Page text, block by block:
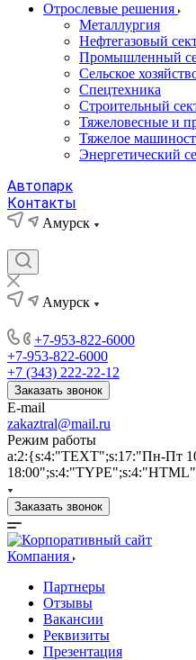
Отрослевые решения
Металлургия
Нефтегазовый
Промышленный
Сельское
Спецтехника
Строительный
Тяжеловесные и
Тяжелое
Энергетический
Автопарк
Контакты
Амурск
Амурск
+7-953-822-6000
+7-953-822-6000
+7 (343) 222-22-12
Заказать звонок
E-mail
zakaztral@mail.ru
Режим работы
a:2:{s:4:"TEXT";s:17:"Пн-Пт
Заказать звонок
Компания
Партнеры
Отзывы
Вакансии
Реквизиты
Презентация